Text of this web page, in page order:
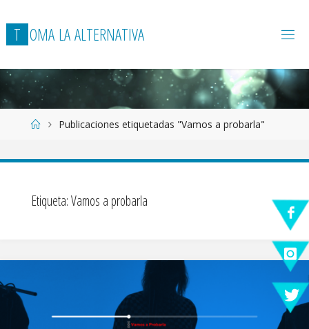
T OMA LAALTERNATIVA
Página
Inicio
Publicaciones etiquetadas "Vamos a probarla"
Etiqueta:Vamos a probarla